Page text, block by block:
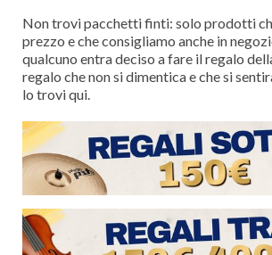
Non trovi pacchetti finti: solo prodotti
prezzo e che consigliamo anche in
qualcuno entra deciso a fare il regalo
regalo che non si dimentica e che si
lo trovi qui.
Mezzanota
| Valdagno
(6)
Marchio
Acus
(4)
AlphaTheta
(1)
Aria
(1)